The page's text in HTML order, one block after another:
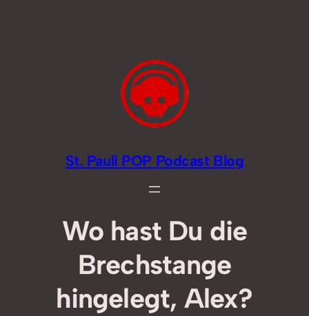
St. Pauli POP Podcast Blog
Wo hast Du die
Brechstange
hingelegt, Alex?